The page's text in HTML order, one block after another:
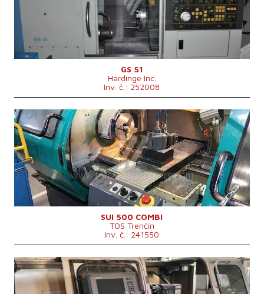
356 mm
Točná délka
610 mm
Šikmé lože
ano
Vrtání vřetene
52 mm
Revolverová hlava ano
GS 51
Hardinge Inc.
Inv. č.: 252008
Rok výroby:
1999
Řídící systém
ano
Řídící systém Siemens
810 D
Točný průměr
500 mm
Točná délka
1500 mm
Šikmé lože
ne
Vrtání vřetene
71 mm
Revolverová hlava
Oběžný průměr nad suportem290 mm
3550 x 1630 x 1820 mm
3000 kg
SUI 500 COMBI
TOS Trenčín
Inv. č.: 241550
Rok výroby:
0
Řídící systém
ano
Řídící systém Heidenhain